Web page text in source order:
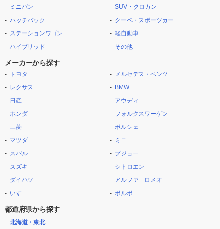
ミニバン
ハッチバック
ステーションワゴン
ハイブリッド
SUV・クロカン
クーペ・スポーツカー
軽自動車
その他
メーカーから探す
トヨタ
レクサス
日産
ホンダ
三菱
マツダ
スバル
スズキ
ダイハツ
いすゞ
メルセデス・ベンツ
BMW
アウディ
フォルクスワーゲン
ポルシェ
ミニ
プジョー
シトロエン
アルファ ロメオ
ボルボ
都道府県から探す
北海道・東北